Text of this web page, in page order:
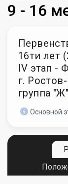
9 - 16
16ти лет
IV этап -
г.
группа "Ж"
Основной